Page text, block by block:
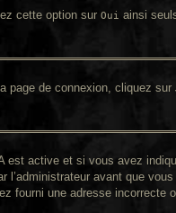
cette option sur Oui ainsi
page de connexion, cliquez sur
active et si vous avez
avant que
fourni une adresse